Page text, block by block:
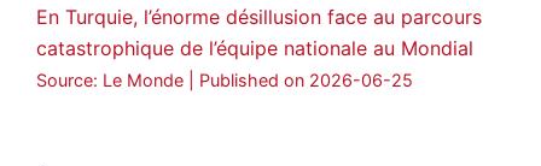
En Turquie, l’énorme désillusion face au parcours
catastrophique de l’équipe nationale au Mondial
Source: Le Monde Published on 2026-06-25